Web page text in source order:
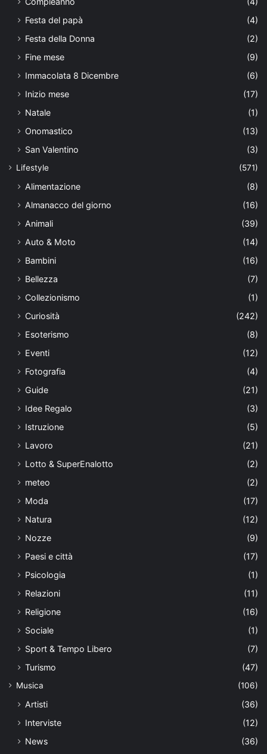
Festa del papà
(4)
Festa della Donna
(2)
Fine mese
(9)
Immacolata 8 Dicembre
(6)
Inizio mese
(17)
Natale
(1)
Onomastico
(13)
San Valentino
(3)
Lifestyle (571)
Alimentazione
(8)
Almanacco del giorno
(16)
Animali
(39)
Auto & Moto
(14)
Bambini
(16)
Bellezza
(7)
Collezionismo
(1)
Curiosità
(242)
Esoterismo
(8)
Eventi
(12)
Fotografia
(4)
Guide
(21)
Idee Regalo
(3)
Istruzione
(5)
Lavoro
(21)
Lotto & SuperEnalotto
(2)
meteo
(2)
Moda
(17)
Natura
(12)
Nozze
(9)
Paesi e città
(17)
Psicologia
(1)
Relazioni
(11)
Religione
(16)
Sociale
(1)
Sport & Tempo Libero
(7)
Turismo
(47)
Musica (106)
Artisti
(36)
Interviste
(12)
News
(36)